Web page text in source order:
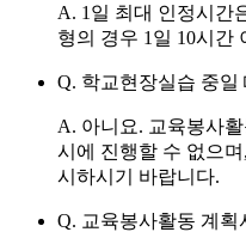
A. 1일 최대 인정시간
형의 경우 1일 10시간
Q. 학교현장실습 중일
A. 아니요. 교육봉사
시에 진행할 수 없으며,
시 하시기 바랍니다.
Q. 교육봉사활동 계획